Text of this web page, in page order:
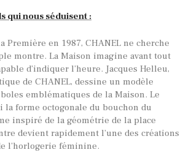
qui nous séduisent :
Première en 1987, CHANEL ne cherche
montre. La Maison imagine avant tout
d’indiquer l’heure. Jacques Helleu,
de CHANEL, dessine un modèle
emblématiques de la Maison. Le
forme octogonale du bouchon du
inspiré de la géométrie de la place
devient rapidement l’une des créations
l’horlogerie féminine.